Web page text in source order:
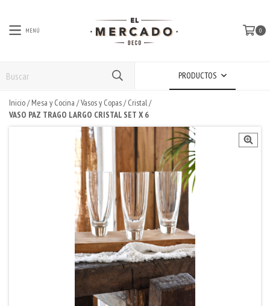
MENÚ 0
PRODUCTOS
Inicio/ Mesa y Cocina /Vasos y Copas/ Cristal/
VASO PAZ TRAGO LARGO CRISTAL SET X 6